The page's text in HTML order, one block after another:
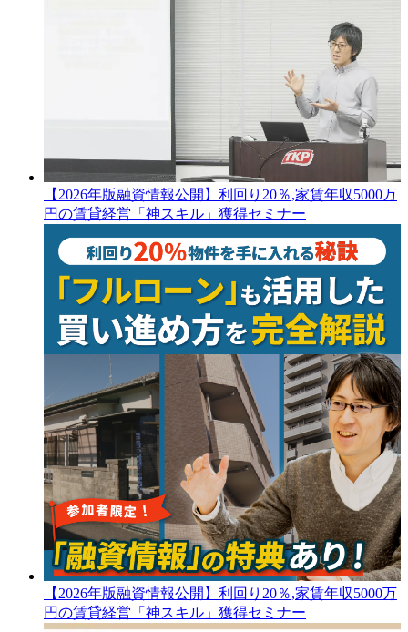
【2026年版融資情報公開】利回り20％,家賃年収5000万
円の賃貸経営「神スキル」獲得セミナー
【2026年版融資情報公開】利回り20％,家賃年収5000万
円の賃貸経営「神スキル」獲得セミナー